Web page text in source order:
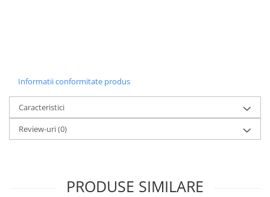
Informatii conformitate produs
Caracteristici
Review-uri(0)
PRODUSE SIMILARE